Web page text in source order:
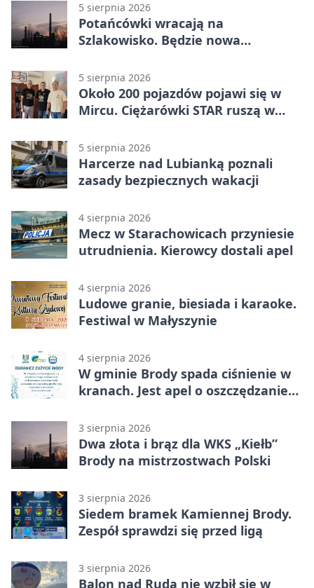
5 sierpnia 2026
Potańcówki wracają na
Szlakowisko. Będzie nowa
5 sierpnia 2026
Około 200 pojazdów pojawi się w
Mircu. Ciężarówki STAR ruszą w
5 sierpnia 2026
Harcerze nad Lubianką poznali
zasady bezpiecznych wakacji
4 sierpnia 2026
Mecz w Starachowicach przyniesie
utrudnienia. Kierowcy dostali apel
4 sierpnia 2026
Ludowe granie, biesiada i karaoke.
Festiwal w Małyszynie
4 sierpnia 2026
W gminie Brody spada ciśnienie w
kranach. Jest apel o oszczędzanie
3 sierpnia 2026
Dwa złota i brąz dla WKS „Kiełb”
Brody na mistrzostwach Polski
3 sierpnia 2026
Siedem bramek Kamiennej Brody.
Zespół sprawdzi się przed ligą
3 sierpnia 2026
Balon nad Rudą nie wzbił się w